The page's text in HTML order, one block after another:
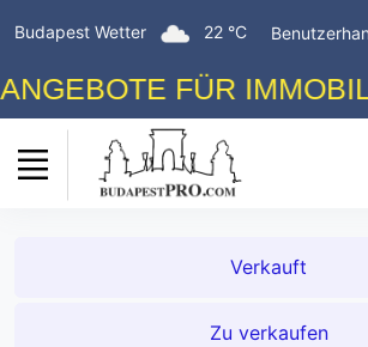
Budapest Wetter 22 °C
FÜR
Verkauft
Zu verkaufen